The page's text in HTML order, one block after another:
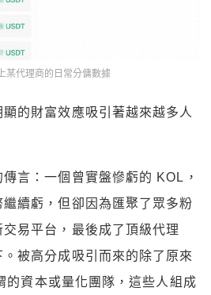
某代理商的日常分傭數據
的財富效應吸引著越來越多人
言：一個曾實盤慘虧的 KOL，
續虧，但卻因為匯聚了眾多粉
易平台，最後成了頂級代理
被高分成吸引而來的除了原來
的資本或量化團隊，這些人組成